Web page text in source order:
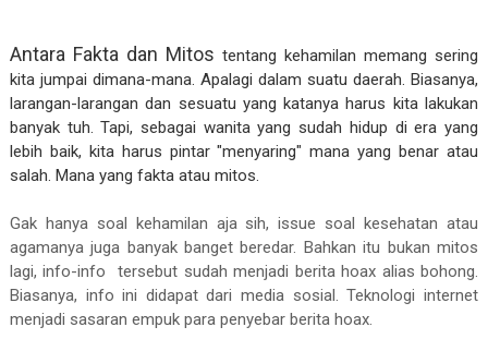
Antara Fakta dan Mitos tentang kehamilan memang sering
kita jumpai dimana-mana. Apalagi dalam suatu daerah. Biasanya,
larangan-larangan dan sesuatu yang katanya harus kita lakukan
banyak tuh. Tapi, sebagai wanita yang sudah hidup di era yang
lebih baik, kita harus pintar "menyaring" mana yang benar atau
salah. Mana yang fakta atau mitos.
Gak hanya soal kehamilan aja sih, issue soal kesehatan atau
agamanya juga banyak banget beredar. Bahkan itu bukan mitos
lagi, info-info tersebut sudah menjadi berita hoax alias bohong.
Biasanya, info ini didapat dari media sosial. Teknologi internet
menjadi sasaran empuk para penyebar berita hoax.